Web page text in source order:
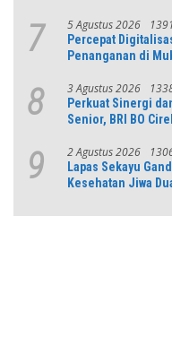
7 5 Agustus 2026
Percepat
Penanganan di
8 3 Agustus 2026
Perkuat Sinergi
Senior, BRI BO
9 2 Agustus 2026
Lapas Sekayu
Kesehatan Jiwa